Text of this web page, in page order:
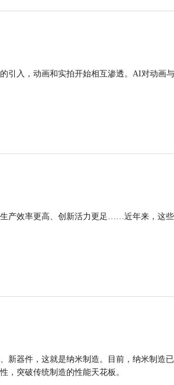
引入，动画和实拍开始相互渗透。AI对动画
产效率更高、创新活力更足……近年来，这
新器件，这就是纳米制造。目前，纳米制造
，突破传统制造的性能天花板。